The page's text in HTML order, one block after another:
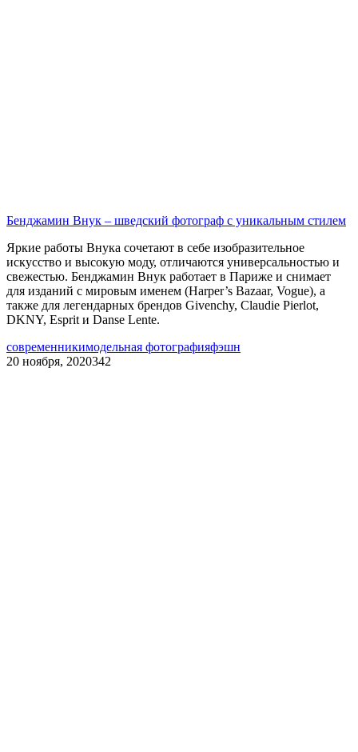
Бенджамин Внук – шведский фотограф с уникальным стилем
Яркие работы Внука сочетают в себе изобразительное
искусство и высокую моду, отличаются универсальностью и
свежестью. Бенджамин Внук работает в Париже и снимает
для изданий с мировым именем (Harper’s Bazaar, Vogue), а
также для легендарных брендов Givenchy, Claudie Pierlot,
DKNY, Esprit и Danse Lente.
современникимодельная фотографияфэшн
20 ноября, 2020342